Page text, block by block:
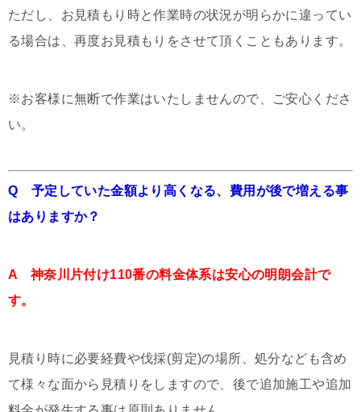
ただし、お見積もり時と作業時の状況が明らかに違ってい
る場合は、再度お見積もりをさせて頂くこともあります。
※お客様に無断で作業はいたしませんので、ご安心くださ
い。
Q 予定していた金額より高くなる、費用が後で増える事
はありますか？
A 神奈川片付け110番の料金体系は安心の明朗会計で
す。
見積り時に必要経費や伐採(剪定)の場所、処分なども含め
て様々な面から見積りをしますので、後で追加施工や追加